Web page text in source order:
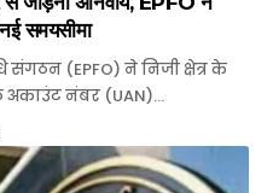
समयसीमा
संगठन (EPFO) ने निजी क्षेत्र के
अकाउंट नंबर (UAN)…